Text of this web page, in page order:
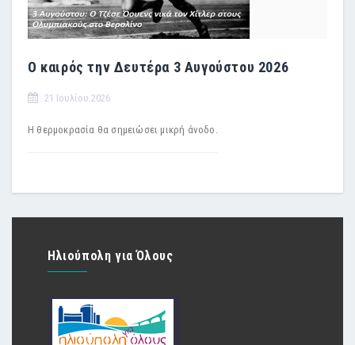
Ο καιρός την Δευτέρα 3 Αυγούστου 2026
21 Ιουλίου 2026
Η θερμοκρασία θα σημειώσει μικρή άνοδο.
Ηλιούπολη για Όλους